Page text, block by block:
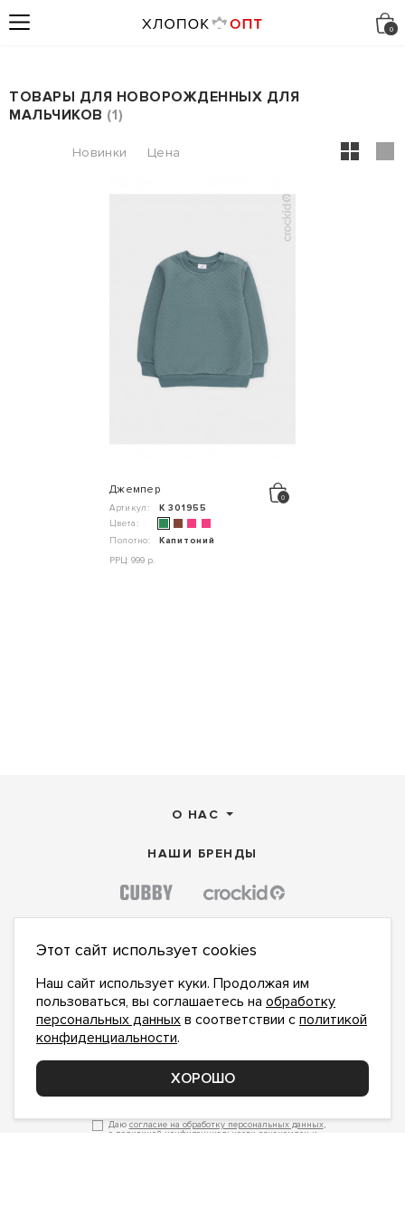
ТОВАРЫ ДЛЯ НОВОРОЖДЕННЫХ ДЛЯ
МАЛЬЧИКОВ 1
Джемпер
Артикул:
К 301955
Цвета:
Полотно:
Капитоний
РРЦ: 999 р.
О НАС
НАШИ БРЕНДЫ
ПОДПИСАТЬСЯ НА НОВОСТИ:
Даю согласие на обработку персональных данных,
с политикой конфиденциальности ознакомлен и
Этот сайт использует cookies
Наш сайт использует куки. Продолжая им
пользоваться, вы соглашаетесь на обработку
персональных данных в соответствии с политикой
конфиденциальности.
ХОРОШО